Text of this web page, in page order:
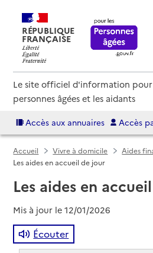
RÉPUBLIQUE
FRANÇAISE
Le site officiel d'information pour
personnes âgées et les aidants
Accès aux annuaires Accès
Accueil Vivre à domicile
Aides
Les aides en accueil de jour
Les aides en
Mis à jour le12/01/2026
Écouter